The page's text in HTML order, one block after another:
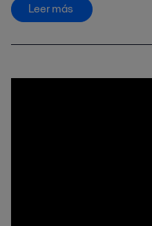
Leer más